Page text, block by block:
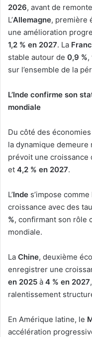
2026, avant de
L’Allemagne, première
une amélioration
1,2 % en 2027. La
stable autour de 0,9 %,
sur l’ensemble de la
L’Inde confirme son
mondiale
Du côté des
la dynamique
prévoit une croissance
et 4,2 % en 2027.
L’Inde s’impose
croissance avec des
%, confirmant son rôle
mondiale.
La Chine, deuxième
enregistrer une
en 2025 à 4 % en 2027
ralentissement
En Amérique latine, le
accélération